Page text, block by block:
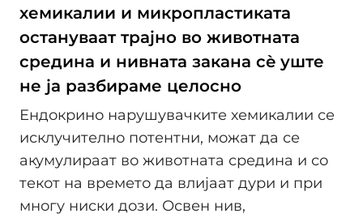
хемикалии и микропластиката
остануваат трајно во животната
средина и нивната закана сè уште
не ја разбираме целосно
Ендокрино нарушувачките хемикалии се
исклучително потентни, можат да се
акумулираат во животната средина и со
текот на времето да влијаат дури и при
многу ниски дози. Освен нив,